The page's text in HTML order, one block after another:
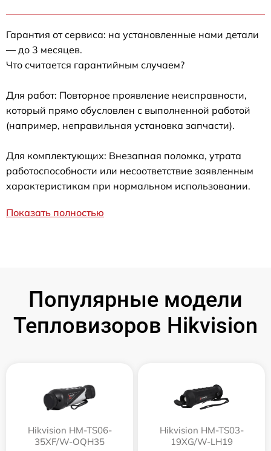
Гарантия от сервиса: на установленные нами детали
— до 3 месяцев.
Что считается гарантийным случаем?
Для работ: Повторное проявление неисправности,
который прямо обусловлен с выполненной работой
(например, неправильная установка запчасти).
Для комплектующих: Внезапная поломка, утрата
работоспособности или несоответствие заявленным
характеристикам при нормальном использовании.
Показать полностью
Популярные модели
Тепловизоров Hikvision
Hikvision HM-TS06-
35XF/W-OQH35
Hikvision HM-TS03-
19XG/W-LH19